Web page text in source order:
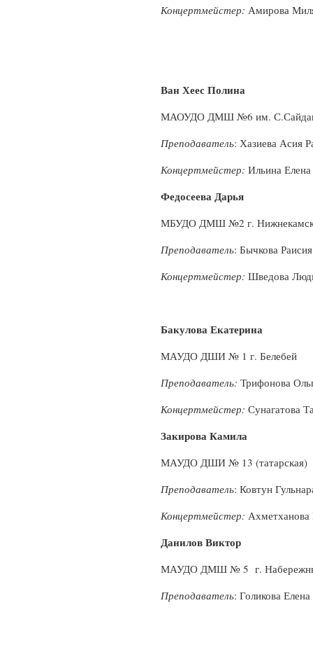
Концертмейстер: Амирова
Ван Хеес Полина
МАОУДО ДМШ №6 им.
Преподаватель: Хазиева Асия
Концертмейстер: Ильина
Федосеева Дарья
МБУДО ДМШ №2 г.
Преподаватель: Бычкова
Концертмейстер: Шведова
Бакулова Екатерина
МАУДО ДШИ № 1 г. Белебей
Преподаватель: Трифонова
Концертмейстер: Сунагатова
Закирова Камила
МАУДО ДШИ № 13 (татарская)
Преподаватель: Ковтун
Концертмейстер: Ахметханова
Данилов Виктор
МАУДО ДМШ № 5 г.
Преподаватель: Голикова